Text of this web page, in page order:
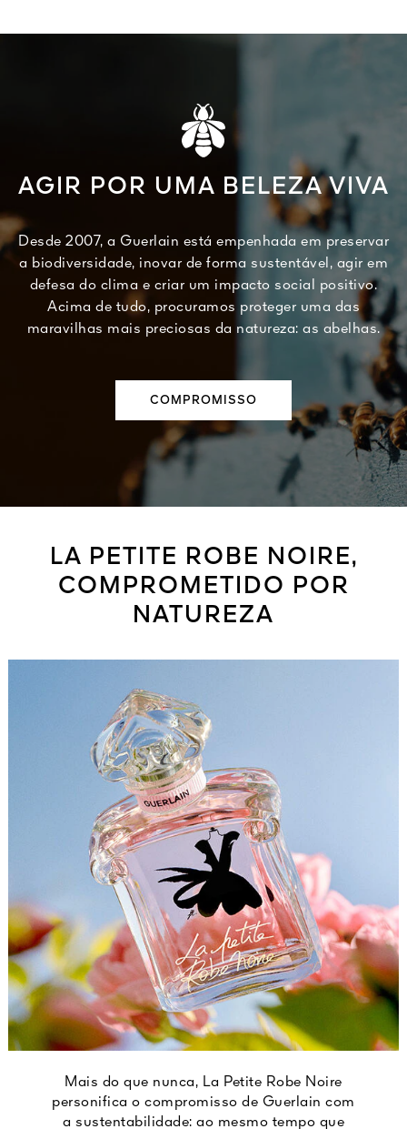
AGIR POR UMA BELEZA VIVA
Desde 2007, a Guerlain está empenhada em preservar
a biodiversidade, inovar de forma sustentável, agir em
defesa do clima e criar um impacto social positivo.
Acima de tudo, procuramos proteger uma das
maravilhas mais preciosas da natureza: as abelhas.
COMPROMISSO
LA PETITE ROBE NOIRE,
COMPROMETIDO POR
NATUREZA
Mais do que nunca, La Petite Robe Noire
personifica o compromisso de Guerlain com
a sustentabilidade: ao mesmo tempo que